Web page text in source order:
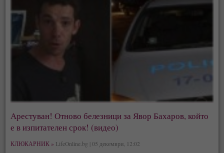
Арестуван! Отново белезници за Явор Бахаров, който
е в изпитателен срок! (видео)
КЛЮКАРНИК » LifeOnline.bg | 05 декември, 12:02